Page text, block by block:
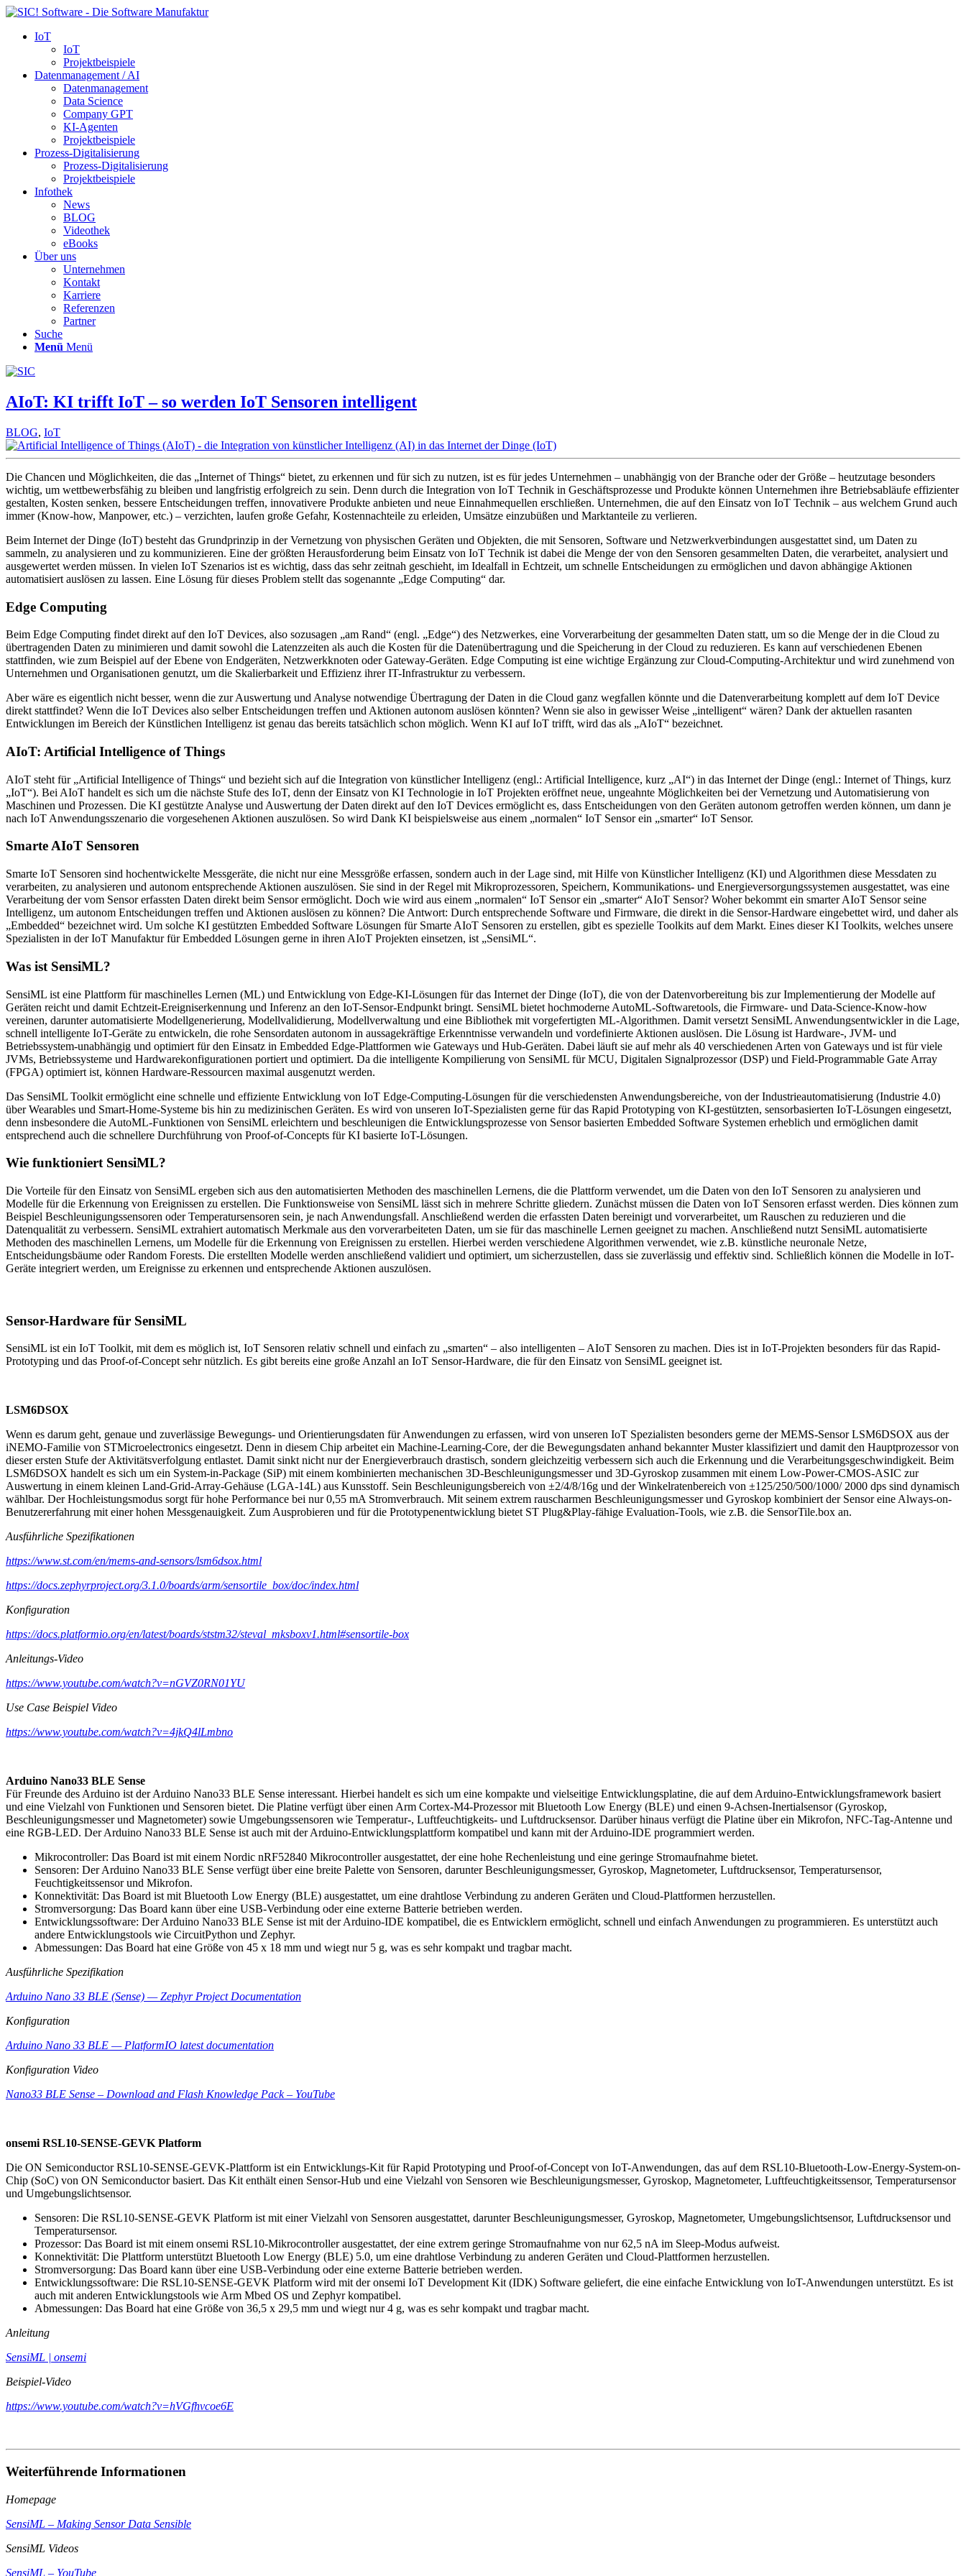
IoT
IoT
Projektbeispiele
Datenmanagement / AI
Datenmanagement
Data Science
Company GPT
KI-Agenten
Projektbeispiele
Prozess-Digitalisierung
Prozess-Digitalisierung
Projektbeispiele
Infothek
News
BLOG
Videothek
eBooks
Über uns
Unternehmen
Kontakt
Karriere
Referenzen
Partner
Suche
Menü Menü
AIoT: KI trifft IoT – so werden IoT Sensoren intelligent
BLOG, IoT
Die Chancen und Möglichkeiten, die das „Internet of Things“ bietet, zu erkennen und für sich zu nutzen, ist es für jedes Unternehmen – unabhängig von der Branche oder der Größe – heutzutage besonders
wichtig, um wettbewerbsfähig zu bleiben und langfristig erfolgreich zu sein. Denn durch die Integration von IoT Technik in Geschäftsprozesse und Produkte können Unternehmen ihre Betriebsabläufe effizienter
gestalten, Kosten senken, bessere Entscheidungen treffen, innovativere Produkte anbieten und neue Einnahmequellen erschließen. Unternehmen, die auf den Einsatz von IoT Technik – aus welchem Grund auch
immer (Know-how, Manpower, etc.) – verzichten, laufen große Gefahr, Kostennachteile zu erleiden, Umsätze einzubüßen und Marktanteile zu verlieren.
Beim Internet der Dinge (IoT) besteht das Grundprinzip in der Vernetzung von physischen Geräten und Objekten, die mit Sensoren, Software und Netzwerkverbindungen ausgestattet sind, um Daten zu
sammeln, zu analysieren und zu kommunizieren. Eine der größten Herausforderung beim Einsatz von IoT Technik ist dabei die Menge der von den Sensoren gesammelten Daten, die verarbeitet, analysiert und
ausgewertet werden müssen. In vielen IoT Szenarios ist es wichtig, dass das sehr zeitnah geschieht, im Idealfall in Echtzeit, um schnelle Entscheidungen zu ermöglichen und davon abhängige Aktionen
automatisiert auslösen zu lassen. Eine Lösung für dieses Problem stellt das sogenannte „Edge Computing“ dar.
Edge Computing
Beim Edge Computing findet direkt auf den IoT Devices, also sozusagen „am Rand“ (engl. „Edge“) des Netzwerkes, eine Vorverarbeitung der gesammelten Daten statt, um so die Menge der in die Cloud zu
übertragenden Daten zu minimieren und damit sowohl die Latenzzeiten als auch die Kosten für die Datenübertragung und die Speicherung in der Cloud zu reduzieren. Es kann auf verschiedenen Ebenen
stattfinden, wie zum Beispiel auf der Ebene von Endgeräten, Netzwerkknoten oder Gateway-Geräten. Edge Computing ist eine wichtige Ergänzung zur Cloud-Computing-Architektur und wird zunehmend von
Unternehmen und Organisationen genutzt, um die Skalierbarkeit und Effizienz ihrer IT-Infrastruktur zu verbessern.
Aber wäre es eigentlich nicht besser, wenn die zur Auswertung und Analyse notwendige Übertragung der Daten in die Cloud ganz wegfallen könnte und die Datenverarbeitung komplett auf dem IoT Device
direkt stattfindet? Wenn die IoT Devices also selber Entscheidungen treffen und Aktionen autonom auslösen könnten? Wenn sie also in gewisser Weise „intelligent“ wären? Dank der aktuellen rasanten
Entwicklungen im Bereich der Künstlichen Intelligenz ist genau das bereits tatsächlich schon möglich. Wenn KI auf IoT trifft, wird das als „AIoT“ bezeichnet.
AIoT: Artificial Intelligence of Things
AIoT steht für „Artificial Intelligence of Things“ und bezieht sich auf die Integration von künstlicher Intelligenz (engl.: Artificial Intelligence, kurz „AI“) in das Internet der Dinge (engl.: Internet of Things, kurz
„IoT“). Bei AIoT handelt es sich um die nächste Stufe des IoT, denn der Einsatz von KI Technologie in IoT Projekten eröffnet neue, ungeahnte Möglichkeiten bei der Vernetzung und Automatisierung von
Maschinen und Prozessen. Die KI gestützte Analyse und Auswertung der Daten direkt auf den IoT Devices ermöglicht es, dass Entscheidungen von den Geräten autonom getroffen werden können, um dann je
nach IoT Anwendungsszenario die vorgesehenen Aktionen auszulösen. So wird Dank KI beispielsweise aus einem „normalen“ IoT Sensor ein „smarter“ IoT Sensor.
Smarte AIoT Sensoren
Smarte IoT Sensoren sind hochentwickelte Messgeräte, die nicht nur eine Messgröße erfassen, sondern auch in der Lage sind, mit Hilfe von Künstlicher Intelligenz (KI) und Algorithmen diese Messdaten zu
verarbeiten, zu analysieren und autonom entsprechende Aktionen auszulösen. Sie sind in der Regel mit Mikroprozessoren, Speichern, Kommunikations- und Energieversorgungssystemen ausgestattet, was eine
Verarbeitung der vom Sensor erfassten Daten direkt beim Sensor ermöglicht. Doch wie wird aus einem „normalen“ IoT Sensor ein „smarter“ AIoT Sensor? Woher bekommt ein smarter AIoT Sensor seine
Intelligenz, um autonom Entscheidungen treffen und Aktionen auslösen zu können? Die Antwort: Durch entsprechende Software und Firmware, die direkt in die Sensor-Hardware eingebettet wird, und daher als
„Embedded“ bezeichnet wird. Um solche KI gestützten Embedded Software Lösungen für Smarte AIoT Sensoren zu erstellen, gibt es spezielle Toolkits auf dem Markt. Eines dieser KI Toolkits, welches unsere
Spezialisten in der IoT Manufaktur für Embedded Lösungen gerne in ihren AIoT Projekten einsetzen, ist „SensiML“.
Was ist SensiML?
SensiML ist eine Plattform für maschinelles Lernen (ML) und Entwicklung von Edge-KI-Lösungen für das Internet der Dinge (IoT), die von der Datenvorbereitung bis zur Implementierung der Modelle auf
Geräten reicht und damit Echtzeit-Ereigniserkennung und Inferenz an den IoT-Sensor-Endpunkt bringt. SensiML bietet hochmoderne AutoML-Softwaretools, die Firmware- und Data-Science-Know-how
vereinen, darunter automatisierte Modellgenerierung, Modellvalidierung, Modellverwaltung und eine Bibliothek mit vorgefertigten ML-Algorithmen. Damit versetzt SensiML Anwendungsentwickler in die Lage,
schnell intelligente IoT-Geräte zu entwickeln, die rohe Sensordaten autonom in aussagekräftige Erkenntnisse verwandeln und vordefinierte Aktionen auslösen. Die Lösung ist Hardware-, JVM- und
Betriebssystem-unabhängig und optimiert für den Einsatz in Embedded Edge-Plattformen wie Gateways und Hub-Geräten. Dabei läuft sie auf mehr als 40 verschiedenen Arten von Gateways und ist für viele
JVMs, Betriebssysteme und Hardwarekonfigurationen portiert und optimiert. Da die intelligente Kompilierung von SensiML für MCU, Digitalen Signalprozessor (DSP) und Field-Programmable Gate Array
(FPGA) optimiert ist, können Hardware-Ressourcen maximal ausgenutzt werden.
Das SensiML Toolkit ermöglicht eine schnelle und effiziente Entwicklung von IoT Edge-Computing-Lösungen für die verschiedensten Anwendungsbereiche, von der Industrieautomatisierung (Industrie 4.0)
über Wearables und Smart-Home-Systeme bis hin zu medizinischen Geräten. Es wird von unseren IoT-Spezialisten gerne für das Rapid Prototyping von KI-gestützten, sensorbasierten IoT-Lösungen eingesetzt,
denn insbesondere die AutoML-Funktionen von SensiML erleichtern und beschleunigen die Entwicklungsprozesse von Sensor basierten Embedded Software Systemen erheblich und ermöglichen damit
entsprechend auch die schnellere Durchführung von Proof-of-Concepts für KI basierte IoT-Lösungen.
Wie funktioniert SensiML?
Die Vorteile für den Einsatz von SensiML ergeben sich aus den automatisierten Methoden des maschinellen Lernens, die die Plattform verwendet, um die Daten von den IoT Sensoren zu analysieren und
Modelle für die Erkennung von Ereignissen zu erstellen. Die Funktionsweise von SensiML lässt sich in mehrere Schritte gliedern. Zunächst müssen die Daten von IoT Sensoren erfasst werden. Dies können zum
Beispiel Beschleunigungssensoren oder Temperatursensoren sein, je nach Anwendungsfall. Anschließend werden die erfassten Daten bereinigt und vorverarbeitet, um Rauschen zu reduzieren und die
Datenqualität zu verbessern. SensiML extrahiert automatisch Merkmale aus den vorverarbeiteten Daten, um sie für das maschinelle Lernen geeignet zu machen. Anschließend nutzt SensiML automatisierte
Methoden des maschinellen Lernens, um Modelle für die Erkennung von Ereignissen zu erstellen. Hierbei werden verschiedene Algorithmen verwendet, wie z.B. künstliche neuronale Netze,
Entscheidungsbäume oder Random Forests. Die erstellten Modelle werden anschließend validiert und optimiert, um sicherzustellen, dass sie zuverlässig und effektiv sind. Schließlich können die Modelle in IoT-
Geräte integriert werden, um Ereignisse zu erkennen und entsprechende Aktionen auszulösen.
Sensor-Hardware für SensiML
SensiML ist ein IoT Toolkit, mit dem es möglich ist, IoT Sensoren relativ schnell und einfach zu „smarten“ – also intelligenten – AIoT Sensoren zu machen. Dies ist in IoT-Projekten besonders für das Rapid-
Prototyping und das Proof-of-Concept sehr nützlich. Es gibt bereits eine große Anzahl an IoT Sensor-Hardware, die für den Einsatz von SensiML geeignet ist.
LSM6DSOX
Wenn es darum geht, genaue und zuverlässige Bewegungs- und Orientierungsdaten für Anwendungen zu erfassen, wird von unseren IoT Spezialisten besonders gerne der MEMS-Sensor LSM6DSOX aus der
iNEMO-Familie von STMicroelectronics eingesetzt. Denn in diesem Chip arbeitet ein Machine-Learning-Core, der die Bewegungsdaten anhand bekannter Muster klassifiziert und damit den Hauptprozessor von
dieser ersten Stufe der Aktivitätsverfolgung entlastet. Damit sinkt nicht nur der Energieverbrauch drastisch, sondern gleichzeitig verbessern sich auch die Erkennung und die Verarbeitungsgeschwindigkeit. Beim
LSM6DSOX handelt es sich um ein System-in-Package (SiP) mit einem kombinierten mechanischen 3D-Beschleunigungsmesser und 3D-Gyroskop zusammen mit einem Low-Power-CMOS-ASIC zur
Auswertung in einem kleinen Land-Grid-Array-Gehäuse (LGA-14L) aus Kunsstoff. Sein Beschleunigungsbereich von ±2/4/8/16g und der Winkelratenbereich von ±125/250/500/1000/ 2000 dps sind dynamisch
wählbar. Der Hochleistungsmodus sorgt für hohe Performance bei nur 0,55 mA Stromverbrauch. Mit seinem extrem rauscharmen Beschleunigungsmesser und Gyroskop kombiniert der Sensor eine Always-on-
Benutzererfahrung mit einer hohen Messgenauigkeit. Zum Ausprobieren und für die Prototypenentwicklung bietet ST Plug&Play-fähige Evaluation-Tools, wie z.B. die SensorTile.box an.
Ausführliche Spezifikationen
https://www.st.com/en/mems-and-sensors/lsm6dsox.html
https://docs.zephyrproject.org/3.1.0/boards/arm/sensortile_box/doc/index.html
Konfiguration
https://docs.platformio.org/en/latest/boards/ststm32/steval_mksboxv1.html#sensortile-box
Anleitungs-Video
https://www.youtube.com/watch?v=nGVZ0RN01YU
Use Case Beispiel Video
https://www.youtube.com/watch?v=4jkQ4lLmbno
Arduino Nano33 BLE Sense
Für Freunde des Arduino ist der Arduino Nano33 BLE Sense interessant. Hierbei handelt es sich um eine kompakte und vielseitige Entwicklungsplatine, die auf dem Arduino-Entwicklungsframework basiert
und eine Vielzahl von Funktionen und Sensoren bietet. Die Platine verfügt über einen Arm Cortex-M4-Prozessor mit Bluetooth Low Energy (BLE) und einen 9-Achsen-Inertialsensor (Gyroskop,
Beschleunigungsmesser und Magnetometer) sowie Umgebungssensoren wie Temperatur-, Luftfeuchtigkeits- und Luftdrucksensor. Darüber hinaus verfügt die Platine über ein Mikrofon, NFC-Tag-Antenne und
eine RGB-LED. Der Arduino Nano33 BLE Sense ist auch mit der Arduino-Entwicklungsplattform kompatibel und kann mit der Arduino-IDE programmiert werden.
Mikrocontroller: Das Board ist mit einem Nordic nRF52840 Mikrocontroller ausgestattet, der eine hohe Rechenleistung und eine geringe Stromaufnahme bietet.
Sensoren: Der Arduino Nano33 BLE Sense verfügt über eine breite Palette von Sensoren, darunter Beschleunigungsmesser, Gyroskop, Magnetometer, Luftdrucksensor, Temperatursensor,
Feuchtigkeitssensor und Mikrofon.
Konnektivität: Das Board ist mit Bluetooth Low Energy (BLE) ausgestattet, um eine drahtlose Verbindung zu anderen Geräten und Cloud-Plattformen herzustellen.
Stromversorgung: Das Board kann über eine USB-Verbindung oder eine externe Batterie betrieben werden.
Entwicklungssoftware: Der Arduino Nano33 BLE Sense ist mit der Arduino-IDE kompatibel, die es Entwicklern ermöglicht, schnell und einfach Anwendungen zu programmieren. Es unterstützt auch
andere Entwicklungstools wie CircuitPython und Zephyr.
Abmessungen: Das Board hat eine Größe von 45 x 18 mm und wiegt nur 5 g, was es sehr kompakt und tragbar macht.
Ausführliche Spezifikation
Arduino Nano 33 BLE (Sense) — Zephyr Project Documentation
Konfiguration
Arduino Nano 33 BLE — PlatformIO latest documentation
Konfiguration Video
Nano33 BLE Sense – Download and Flash Knowledge Pack – YouTube
onsemi RSL10-SENSE-GEVK Platform
Die ON Semiconductor RSL10-SENSE-GEVK-Plattform ist ein Entwicklungs-Kit für Rapid Prototyping und Proof-of-Concept von IoT-Anwendungen, das auf dem RSL10-Bluetooth-Low-Energy-System-on-
Chip (SoC) von ON Semiconductor basiert. Das Kit enthält einen Sensor-Hub und eine Vielzahl von Sensoren wie Beschleunigungsmesser, Gyroskop, Magnetometer, Luftfeuchtigkeitssensor, Temperatursensor
und Umgebungslichtsensor.
Sensoren: Die RSL10-SENSE-GEVK Platform ist mit einer Vielzahl von Sensoren ausgestattet, darunter Beschleunigungsmesser, Gyroskop, Magnetometer, Umgebungslichtsensor, Luftdrucksensor und
Temperatursensor.
Prozessor: Das Board ist mit einem onsemi RSL10-Mikrocontroller ausgestattet, der eine extrem geringe Stromaufnahme von nur 62,5 nA im Sleep-Modus aufweist.
Konnektivität: Die Plattform unterstützt Bluetooth Low Energy (BLE) 5.0, um eine drahtlose Verbindung zu anderen Geräten und Cloud-Plattformen herzustellen.
Stromversorgung: Das Board kann über eine USB-Verbindung oder eine externe Batterie betrieben werden.
Entwicklungssoftware: Die RSL10-SENSE-GEVK Platform wird mit der onsemi IoT Development Kit (IDK) Software geliefert, die eine einfache Entwicklung von IoT-Anwendungen unterstützt. Es ist
auch mit anderen Entwicklungstools wie Arm Mbed OS und Zephyr kompatibel.
Abmessungen: Das Board hat eine Größe von 36,5 x 29,5 mm und wiegt nur 4 g, was es sehr kompakt und tragbar macht.
Anleitung
SensiML | onsemi
Beispiel-Video
https://www.youtube.com/watch?v=hVGfhvcoe6E
Weiterführende Informationen
Homepage
SensiML – Making Sensor Data Sensible
SensiML Videos
SensiML – YouTube